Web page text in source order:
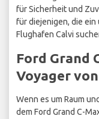
für Sicherheit und
für diejenigen, die
Flughafen Calvi
Ford Grand
Voyager von
Wenn es um Raum
dem Ford Grand C-